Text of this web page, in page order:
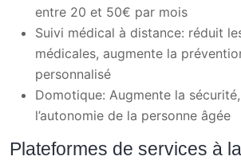
entre 20 et 50€ par mois
Suivi médical à distance: réduit
médicales, augmente la
personnalisé
Domotique: Augmente la
l’autonomie de la personne âgée
Plateformes de services à